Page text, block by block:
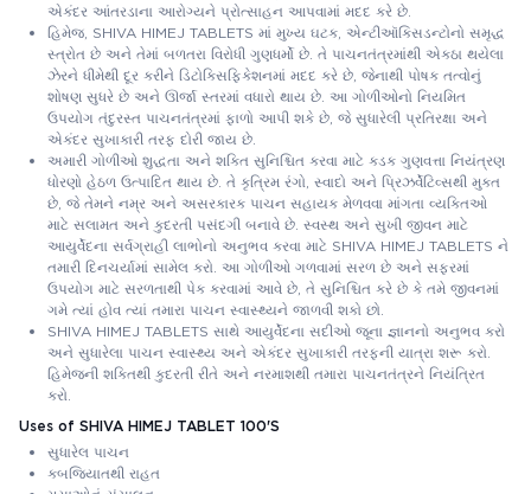
એકંદર આંતરડાના આરોગ્યને પ્રોત્સાહન આપવામાં મદદ કરે છે.
હિમેજ, SHIVA HIMEJ TABLETS માં મુખ્ય ઘટક, એન્ટીઑકિસડન્ટોનો સમૃદ્ધ
સ્ત્રોત છે અને તેમાં બળતરા વિરોધી ગુણધર્મો છે. તે પાચનતંત્રમાંથી એકઠા થયેલા
ઝેરને ધીમેથી દૂર કરીને ડિટોક્સિફિકેશનમાં મદદ કરે છે, જેનાથી પોષક તત્વોનું
શોષણ સુધરે છે અને ઊર્જા સ્તરમાં વધારો થાય છે. આ ગોળીઓનો નિયમિત
ઉપયોગ તંદુરસ્ત પાચનતંત્રમાં ફાળો આપી શકે છે, જે સુધારેલી પ્રતિરક્ષા અને
એકંદર સુખાકારી તરફ દોરી જાય છે.
અમારી ગોળીઓ શુદ્ધતા અને શક્તિ સુનિશ્ચિત કરવા માટે કડક ગુણવત્તા નિયંત્રણ
ધોરણો હેઠળ ઉત્પાદિત થાય છે. તે કૃત્રિમ રંગો, સ્વાદો અને પ્રિઝર્વેટિવ્સથી મુક્ત
છે, જે તેમને નમ્ર અને અસરકારક પાચન સહાયક મેળવવા માંગતા વ્યક્તિઓ
માટે સલામત અને કુદરતી પસંદગી બનાવે છે. સ્વસ્થ અને સુખી જીવન માટે
આયુર્વેદના સર્વગ્રાહી લાભોનો અનુભવ કરવા માટે SHIVA HIMEJ TABLETS ને
તમારી દિનચર્યામાં સામેલ કરો. આ ગોળીઓ ગળવામાં સરળ છે અને સફરમાં
ઉપયોગ માટે સરળતાથી પેક કરવામાં આવે છે, તે સુનિશ્ચિત કરે છે કે તમે જીવનમાં
ગમે ત્યાં હોવ ત્યાં તમારા પાચન સ્વાસ્થ્યને જાળવી શકો છો.
SHIVA HIMEJ TABLETS સાથે આયુર્વેદના સદીઓ જૂના જ્ઞાનનો અનુભવ કરો
અને સુધારેલા પાચન સ્વાસ્થ્ય અને એકંદર સુખાકારી તરફની યાત્રા શરૂ કરો.
હિમેજની શક્તિથી કુદરતી રીતે અને નરમાશથી તમારા પાચનતંત્રને નિયંત્રિત
કરો.
Uses of SHIVA HIMEJ TABLET 100'S
સુધારેલ પાચન
કબજિયાતથી રાહત